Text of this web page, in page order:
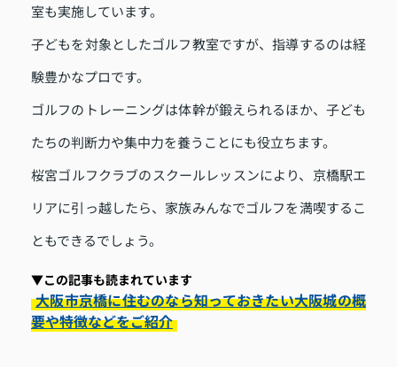
室も実施しています。
子どもを対象としたゴルフ教室ですが、指導するのは経
験豊かなプロです。
ゴルフのトレーニングは体幹が鍛えられるほか、子ども
たちの判断力や集中力を養うことにも役立ちます。
桜宮ゴルフクラブのスクールレッスンにより、京橋駅エ
リアに引っ越したら、家族みんなでゴルフを満喫するこ
ともできるでしょう。
▼この記事も読まれています
大阪市京橋に住むのなら知っておきたい大阪城の概
要や特徴などをご紹介